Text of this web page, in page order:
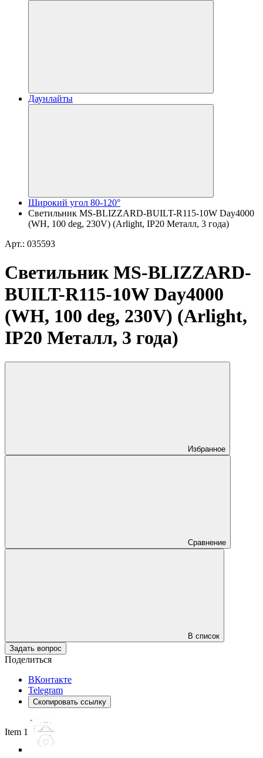
Даунлайты
Широкий угол 80-120°
Светильник MS-BLIZZARD-BUILT-R115-10W Day4000
(WH, 100 deg, 230V) (Arlight, IP20 Металл, 3 года)
Арт.: 035593
Светильник MS-BLIZZARD-
BUILT-R115-10W Day4000
(WH, 100 deg, 230V) (Arlight,
IP20 Металл, 3 года)
Избранное
Сравнение
В список
Задать вопрос
Поделиться
ВКонтакте
Telegram
Скопировать ссылку
Item 1 of 6